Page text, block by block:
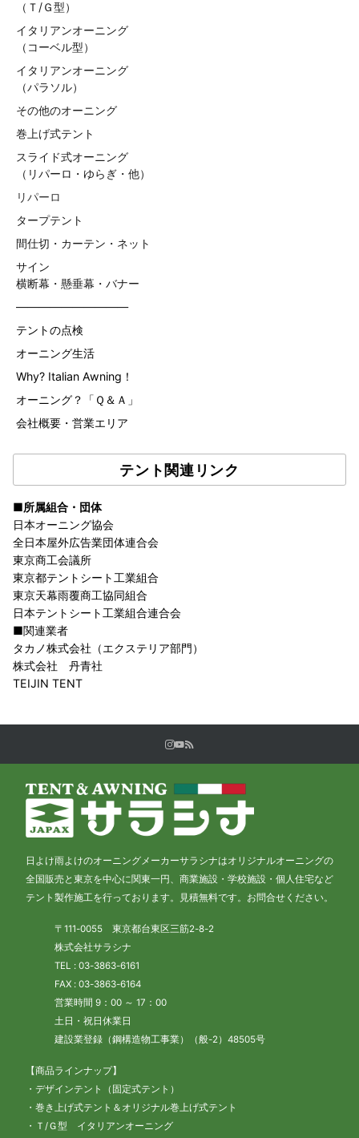
（Ｔ/Ｇ型）
イタリアンオーニング
（コーベル型）
イタリアンオーニング
（パラソル）
その他のオーニング
巻上げ式テント
スライド式オーニング
（リパーロ・ゆらぎ・他）
リパーロ
タープテント
間仕切・カーテン・ネット
サイン
横断幕・懸垂幕・バナー
——————————
テントの点検
オーニング生活
Why? Italian Awning！
オーニング？「Ｑ＆Ａ」
会社概要・営業エリア
テント関連リンク
■所属組合・団体
日本オーニング協会
全日本屋外広告業団体連合会
東京商工会議所
東京都テントシート工業組合
東京天幕雨覆商工協同組合
日本テントシート工業組合連合会
■関連業者
タカノ株式会社（エクステリア部門）
株式会社 丹青社
TEIJIN TENT
日よけ雨よけのオーニングメーカーサラシナはオリジナルオーニングの
全国販売と東京を中心に関東一円、商業施設・学校施設・個人住宅など
テント製作施工を行っております。見積無料です。お問合せください。
〒111-0055 東京都台東区三筋2-8-2
株式会社サラシナ
TEL : 03-3863-6161
FAX : 03-3863-6164
営業時間 9：00 ～ 17：00
土日・祝日休業日
建設業登録（鋼構造物工事業）（般-2）48505号
【商品ラインナップ】
・デザインテント（固定式テント）
・巻き上げ式テント＆オリジナル巻上げ式テント
・Ｔ/Ｇ型 イタリアンオーニング